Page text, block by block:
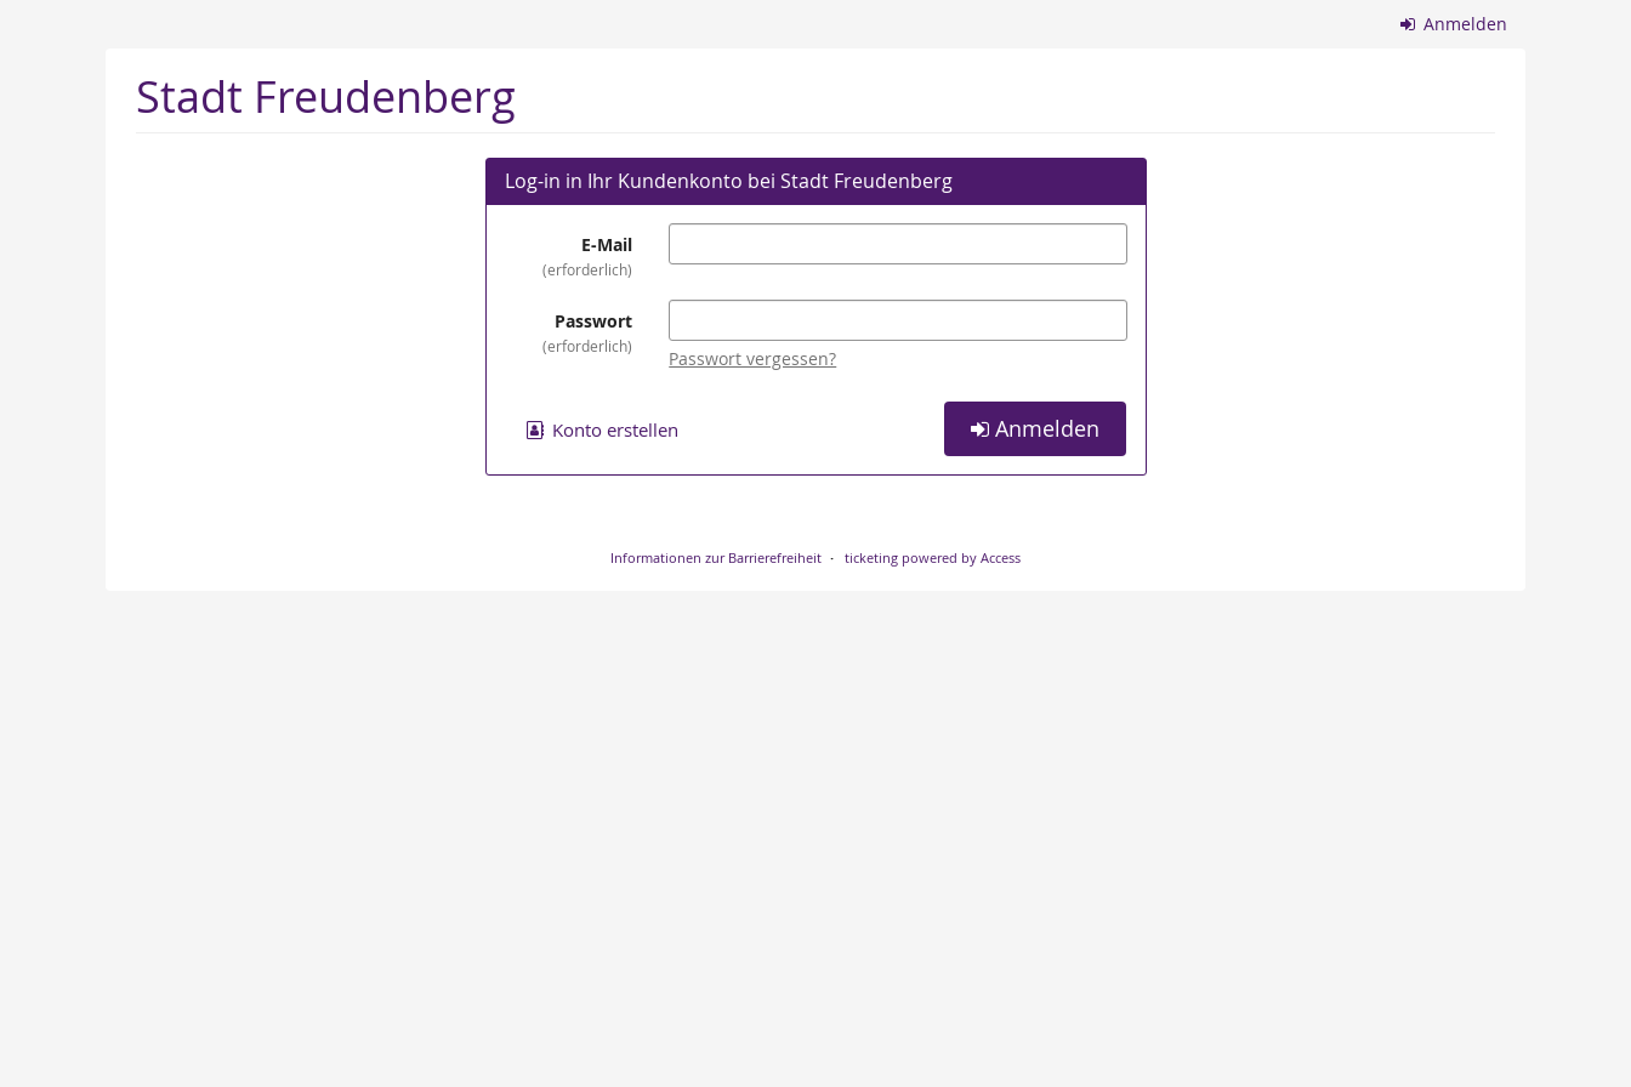
Anmelden
Stadt Freudenberg
Log-in in Ihr Kundenkonto bei Stadt Freudenberg
E-Mail
erforderlich
Passwort
erforderlich
Passwort vergessen?
Konto erstellen Anmelden
Informationen zur Barrierefreiheit ticketing powered by Access